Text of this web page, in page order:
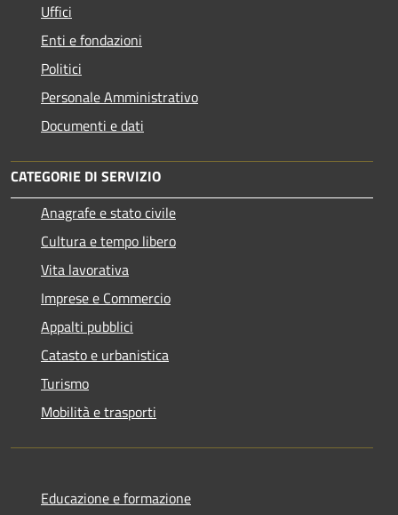
Uffici
Enti e fondazioni
Politici
Personale Amministrativo
Documenti e dati
CATEGORIE DI SERVIZIO
Anagrafe e stato civile
Cultura e tempo libero
Vita lavorativa
Imprese e Commercio
Appalti pubblici
Catasto e urbanistica
Turismo
Mobilità e trasporti
Educazione e formazione